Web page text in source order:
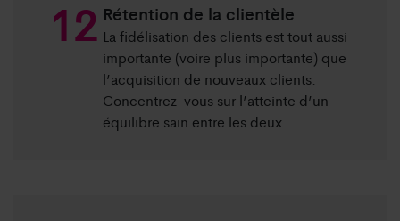
Rétention de la clientèle
La fidélisation des clients est tout aussi
importante (voire plus importante) que
l’acquisition de nouveaux clients.
Concentrez-vous sur l’atteinte d’un
équilibre sain entre les deux.